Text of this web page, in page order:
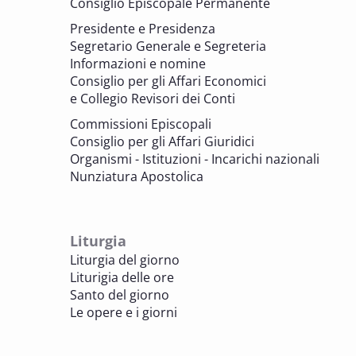
valorizzazione del patrimonio
BENI CULTURALI E EDILIZIA DI CULTO
7 OTTOBRE 2025
Consulta nazionale Beni culturali e Edilizia
di culto
BENI CULTURALI E EDILIZIA DI CULTO
sezione Edilizia di culto
BENI CULTURALI E EDILIZIA DI CULTO
8 OTTOBRE 2025
Incontro online dei Direttori diocesani,
Consiglio Episcopale Permanente
Presidente e Presidenza
Segretario Generale e Segreteria
Informazioni e nomine
Consiglio per gli Affari Economici
e Collegio Revisori dei Conti
Commissioni Episcopali
Consiglio per gli Affari Giuridici
Organismi - Istituzioni - Incarichi nazionali
Nunziatura Apostolica
Liturgia
Liturgia del giorno
Liturigia delle ore
Santo del giorno
Le opere e i giorni